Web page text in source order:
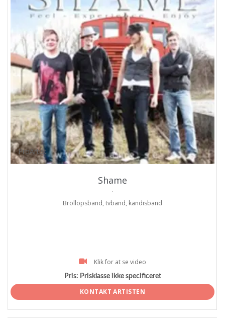
ProArtist
Shame
.
Bröllopsband, tvband, kändisband
Klik for at se video
Pris: Prisklasse ikke specificeret
KONTAKT ARTISTEN